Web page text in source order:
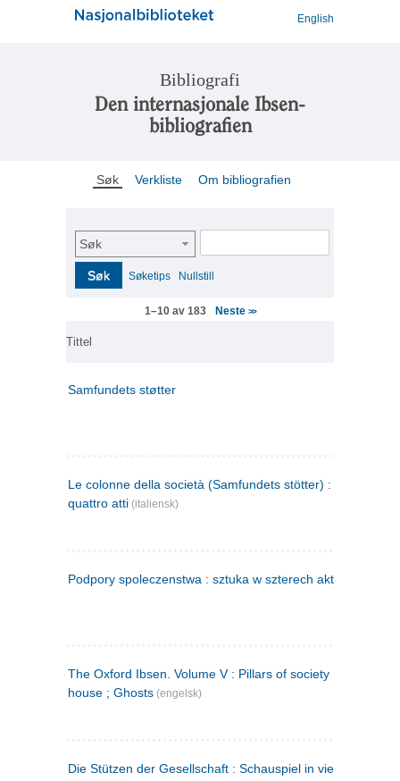
English
Bibliografi
Den internasjonale Ibsen-
bibliografien
Søk Verkliste Om bibliografien
Søk
Søk Søketips Nullstill
1–10 av 183 Neste >>
Tittel
Samfundets støtter
Le colonne della società (Samfundets stötter) : commedia
quattro atti (italiensk)
Podpory spoleczenstwa : sztuka w szterech aktach
The Oxford Ibsen. Volume V : Pillars of society ; A doll's
house ; Ghosts (engelsk)
Die Stützen der Gesellschaft : Schauspiel in vier Aufzügen